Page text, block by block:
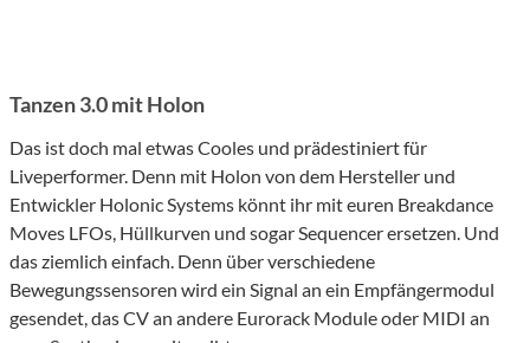
Tanzen 3.0 mit Holon
Das ist doch mal etwas Cooles und prädestiniert für
Liveperformer. Denn mit Holon von dem Hersteller und
Entwickler Holonic Systems könnt ihr mit euren Breakdance
Moves LFOs, Hüllkurven und sogar Sequencer ersetzen. Und
das ziemlich einfach. Denn über verschiedene
Bewegungssensoren wird ein Signal an ein Empfängermodul
gesendet, das CV an andere Eurorack Module oder MIDI an